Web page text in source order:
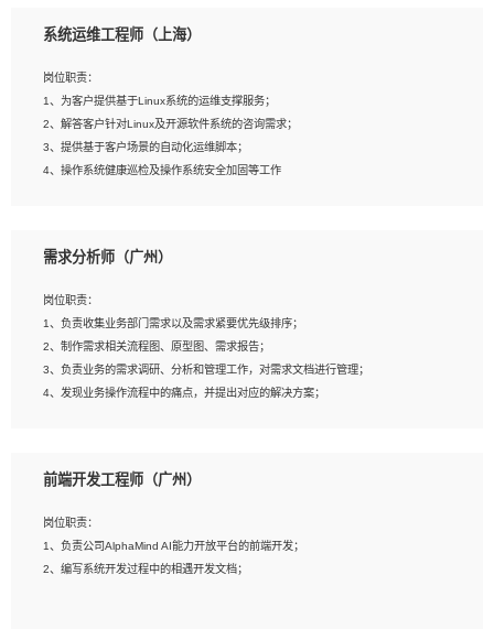
2、熟练使用After Effect、Photo Shop、熟练掌握视频剪辑和特效包装软件；
4、在剪辑上会思考，有一定编导思维；
5、踏实， 勤奋，愿意在工作中不断学习，提高自我；
6、能与同事友好相处。
系统运维工程师（上海）
岗位职责：
1、为客户提供基于Linux系统的运维支撑服务；
2、解答客户针对Linux及开源软件系统的咨询需求；
3、提供基于客户场景的自动化运维脚本；
4、操作系统健康巡检及操作系统安全加固等工作
1、全日制本科计算机相关专业毕业，3年以上相关工作经验；
3、熟练使用脚本语言，shell/python任一种，熟练使用Ansible
4、熟悉linux常见服务、中间件的基本原理、部署以及故障处理，如：Mysql、
Apache、Nginx、Zabbix、Kafka等
5、熟悉主流虚拟化技术，如：VMware、KVM
6、具备网络方面的基础知识，熟悉常见的网络协议，如TCP/IP，转发原理，路由优
8、有良好的文档编写能力和沟通能力，有RHCE证书优先
需求分析师（广州）
岗位职责：
1、负责收集业务部门需求以及需求紧要优先级排序；
2、制作需求相关流程图、原型图、需求报告；
3、负责业务的需求调研、分析和管理工作，对需求文档进行管理；
4、发现业务操作流程中的痛点，并提出对应的解决方案；
岗位要求：
2、熟悉产品及需求规划工具，如:Axure、Xmind、MS Project等；
3、具备良好的交流协调能力，有较强的责任感、工作积极主动；
4、有较强的系统需求分析、文档编写能力、沟通能力；
前端开发工程师（广州）
岗位职责：
1、负责公司AlphaMind AI能力开放平台的前端开发；
2、编写系统开发过程中的相遇开发文档；